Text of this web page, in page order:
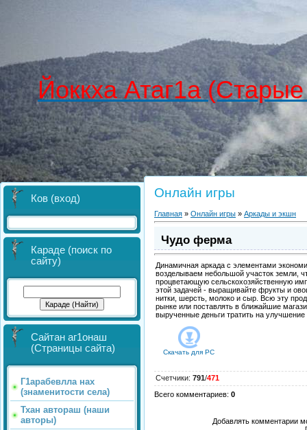
Йоккха Атаг1а
Ков (вход)
Караде (поиск по
сайту)
Сайтан аг1онаш
(Страницы сайта)
Г1арабевлла нах
(знаменитости села)
Тхан автораш (наши
авторы)
Онлайн игры
Главная » Онлайн игры » Аркады и экшн
Чудо ферма
Динамичная аркада с элементами
возделываем небольшой участок земли,
процветающую сельскохозяйственную
этой задачей - выращивайте фрукты и
нитки, шерсть, молоко и сыр. Всю эту
рынке или поставлять в ближайшие
вырученные деньги тратить на улучшение
Скачать для PC
Счетчики: 791/471
Всего комментариев: 0
Добавлять комментарии